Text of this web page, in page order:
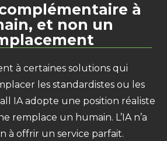
à
et non un
à certaines solutions qui
les standardistes ou les
IA adopte une position réaliste
remplace un humain. L’IA n’a
à offrir un service parfait.